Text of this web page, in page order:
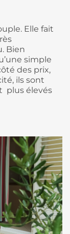
Elle fait
Bien
simple
des prix,
ils sont
plus élevés